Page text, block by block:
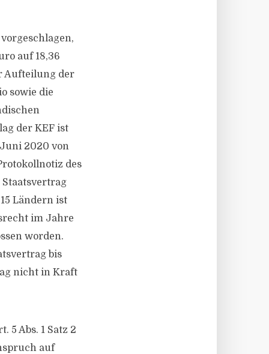
auf 18,36
Aufteilung der
sowie die
der KEF ist
2020 von
des
Ländern ist
im Jahre
worden.
bis
nicht in Kraft
Abs. 1 Satz 2
auf